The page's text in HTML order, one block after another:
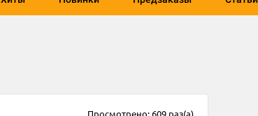
Просмотрено: 609 раз(а)